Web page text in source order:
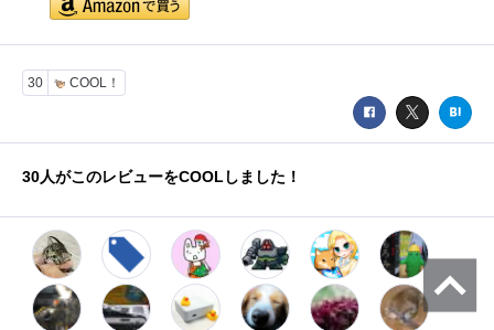
30 COOL！
30人がこのレビューをCOOLしました！